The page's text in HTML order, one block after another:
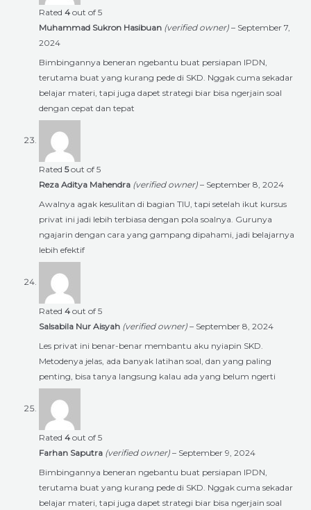
Rated 4 out of 5
Muhammad Sukron Hasibuan (verified owner) – September 7,
2024
Bimbingannya beneran ngebantu buat persiapan IPDN,
terutama buat yang kurang pede di SKD. Nggak cuma sekadar
belajar materi, tapi juga dapet strategi biar bisa ngerjain soal
dengan cepat dan tepat
Rated 5out of 5
Reza Aditya Mahendra (verified owner) – September 8, 2024
Awalnya agak kesulitan di bagian TIU, tapi setelah ikut kursus
privat ini jadi lebih terbiasa dengan pola soalnya. Gurunya
ngajarin dengan cara yang gampang dipahami, jadi belajarnya
lebih efektif
Rated 4 out of 5
Salsabila Nur Aisyah (verified owner) – September 8, 2024
Les privat ini benar-benar membantu aku nyiapin SKD.
Metodenya jelas, ada banyak latihan soal, dan yang paling
penting, bisa tanya langsung kalau ada yang belum ngerti
Rated 4 out of 5
Farhan Saputra (verified owner) – September 9, 2024
Bimbingannya beneran ngebantu buat persiapan IPDN,
terutama buat yang kurang pede di SKD. Nggak cuma sekadar
belajar materi, tapi juga dapet strategi biar bisa ngerjain soal